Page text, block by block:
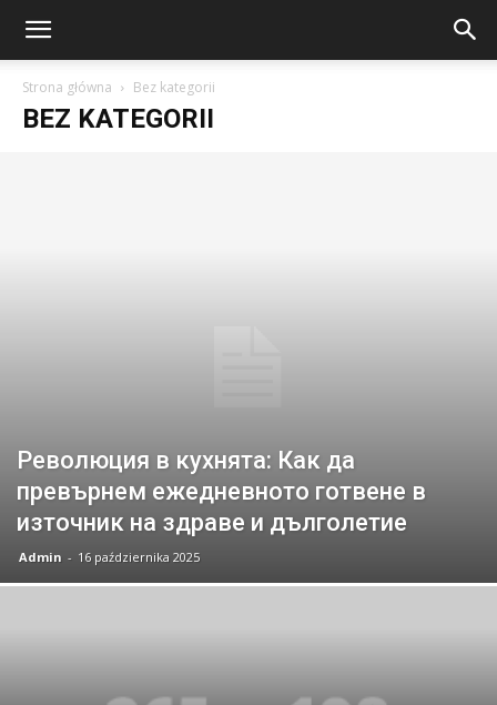
Strona główna Bez kategorii
BEZ KATEGORII
Революция в кухнята: Как да
превърнем ежедневното готвене в
източник на здраве и дълголетие
Admin - 16 października 2025